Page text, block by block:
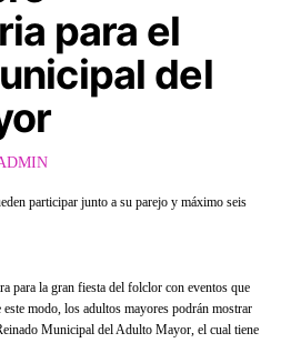
para el
del
participar junto a su parejo y máximo seis
para la gran fiesta del folclor con eventos que
modo, los adultos mayores podrán mostrar
Municipal del Adulto Mayor, el cual tiene